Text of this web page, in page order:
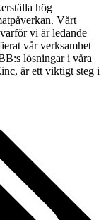
hög
Vårt
vi är ledande
vår verksamhet
lösningar i våra
är ett viktigt steg i